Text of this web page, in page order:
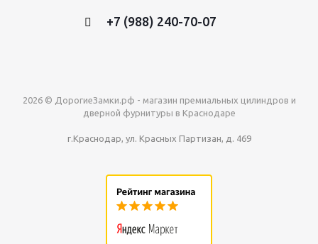
+7 (988) 240-70-07
2026 © ДорогиеЗамки.рф - магазин премиальных цилиндров и
дверной фурнитуры в Краснодаре
г.Краснодар, ул. Красных Партизан, д. 469